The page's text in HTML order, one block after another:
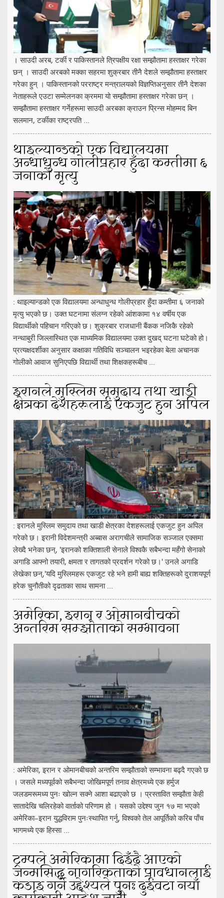
। साउदी अरब, टर्की र पाकिस्तानले त्रिपक्षीय रक्षा सम्झौतामा हस्ताक्षर गरेका
छन् । साउदी अरबको मक्का सहरमा शुक्रबार तीनै देशले सम्झौतामा हस्ताक्षर
गरेका हुन् । पाकिस्तानको परराष्ट्र मन्त्रालयको विज्ञप्तिअनुसार तीनै देशका
नेताहरूले एउटा सम्मेलनका क्रममा यो सम्झौतामा हस्ताक्षर गरेका छन् ।
सम्झौतामा हस्ताक्षर गर्नेहरूमा साउदी अरबका क्राउन प्रिन्स मोहम्मद बिन
सलमान, टर्कीका राष्ट्रपति ...
थाइल्यान्डको एक विद्यालयमा
अन्धाधुन्ध गोलीप्रहार हुँदा कम्तीमा ६
जनाको मृत्यु
: थाइल्यान्डको एक विद्यालयमा अन्धाधुन्ध गोलीप्रहार हुँदा कम्तीमा ६ जनाको
मृत्यु भएको छ। उक्त घटनामा संलग्न रहेको आंशकामा १४ वर्षीय एक
विद्यार्थीको पहिचान गरिएको छ। शुक्रबार राजधानी बैंकक नजिकै रहेको
नन्थाबुरी जिल्लास्थित एक माध्यमिक विद्यालयमा उक्त दुखद् घटना घटेको हो।
प्रत्यक्षदर्शीका अनुसार कक्षाका गतिविधि सञ्चालन भइरहेका बेला अचानक
गोलीको आवाज सुनिएपछि विद्यार्थी तथा शिक्षकहरूबीच ...
इरानले मुस्लिम समुदाय तथा खाडी
क्षेत्रका देशहरूलाई एकजुट हुन अपिल
: इरानले मुस्लिम समुदाय तथा खाडी क्षेत्रका देशहरूलाई एकजुट हुन अपिल
गरेको छ। इरानी विदेशमन्त्री अब्बास अरागचीले सामाजिक सञ्जाल एक्समा
लेख्दै भनेका छन्, 'इरानको शक्तिशाली सेनाले विश्वकै सबैभन्दा महँगो सेनाको
अगाडि आफ्नो तयारी, क्षमता र तागतको प्रदर्शन गरेको छ।' उनले अगाडि
लेखेका छन्,'यदि मुस्लिमहरू एकजुट रहे भने हामी बाह्य शक्तिहरूको दुराशयपूर्ण
हरेक चुनौतीको दृढताका साथ सामना ...
अमेरिका, इरान र ओमानबीचको
अन्तरिम सम्झौताको सम्भावना
: अमेरिका, इरान र ओमानबीचको अन्तरिम सम्झौताको सम्भावना बढ्दै गएको छ
। जसले मध्यपूर्वको सबैभन्दा जोखिमपूर्ण तनाव क्षेत्रमध्ये एक हर्मुज
जलडमरूमध्य पुनः खोल्न सक्ने आशा बढाएको छ । प्रस्तावित सम्झौता केही
सातादेखि चलिरहेको वार्ताको परिणाम हो । यसको उद्देश्य जुन १७ मा भएको
अमेरिका–इरान युद्धविराम पुनःस्थापित गर्नु, विश्वको तेल आपूर्तिको करिब पाँच
भागमध्ये एक हिस्सा ...
ट्रम्पले अमेरिकामा दिइँदै आएको
जन्मसिद्ध नागरिकताको प्रावधानलाई
कडाइ गर्ने उद्देश्यले पुनः दुईवटा नयाँ